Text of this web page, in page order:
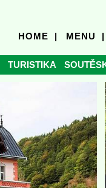
HOME | MENU |
TURISTIKA